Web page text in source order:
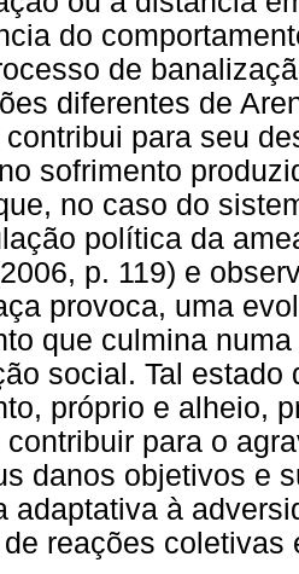
do
de
diferentes de
para seu
sofrimento
no caso do
política da
p. 119) e
provoca, uma
que culmina
social. Tal
próprio e alheio,
contribuir para o
danos objetivos e
adaptativa à
reações coletivas